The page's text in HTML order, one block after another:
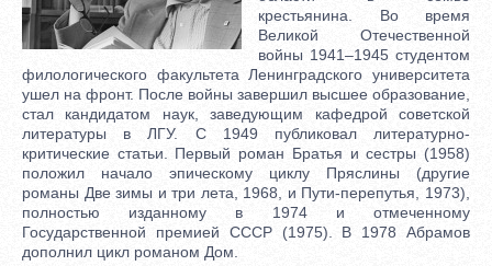
крестьянина. Во время
Великой Отечественной
войны 1941–1945 студентом
филологического факультета Ленинградского университета
ушел на фронт. После войны завершил высшее образование,
стал кандидатом наук, заведующим кафедрой советской
литературы в ЛГУ. С 1949 публиковал литературно-
критические статьи. Первый роман Братья и сестры (1958)
положил начало эпическому циклу Пряслины (другие
романы Две зимы и три лета, 1968, и Пути-перепутья, 1973),
полностью изданному в 1974 и отмеченному
Государственной премией СССР (1975). В 1978 Абрамов
дополнил цикл романом Дом.